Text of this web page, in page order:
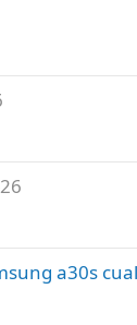
a30s